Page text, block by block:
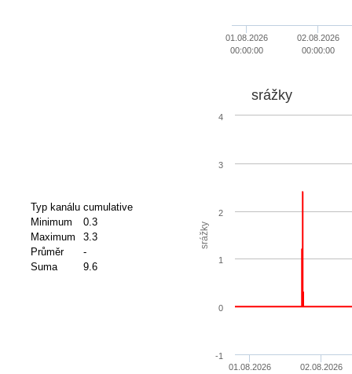
01.08.2026
00:00:00
02.08.2026
00:00:00
Typ kanálu cumulative
Minimum
0.3
Maximum
3.3
Průměr
-
Suma
9.6
srážky
srážky
01.08.2026 02.08.2026
-1
0
1
2
3
4